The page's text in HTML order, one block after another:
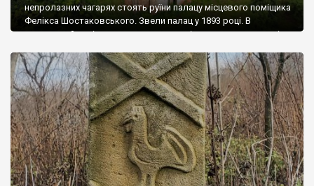
непролазних чагарях стоять руїни палацу місцевого поміщика
Фелікса Шостаковського. Звели палац у 1893 році. В
радянський період у ньому спочатку містилася школа, потім
століття тут розмістили туберкульозну лікарню. Коли із
палацу виїхала лікарня – ми точно не […]